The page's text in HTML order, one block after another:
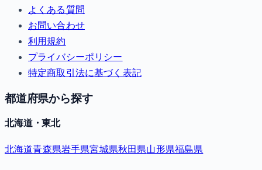
よくある質問
お問い合わせ
利用規約
プライバシーポリシー
特定商取引法に基づく表記
都道府県から探す
北海道・東北
北海道青森県岩手県宮城県秋田県山形県福島県